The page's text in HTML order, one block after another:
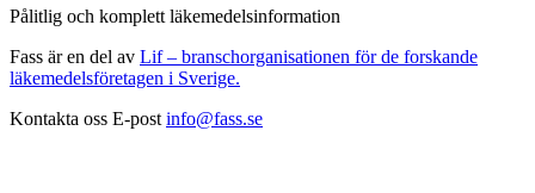
Pålitlig och komplett läkemedelsinformation
Fass är en del av Lif – branschorganisationen för de forskande
läkemedelsföretagen i Sverige.
Kontakta oss E-post info@fass.se